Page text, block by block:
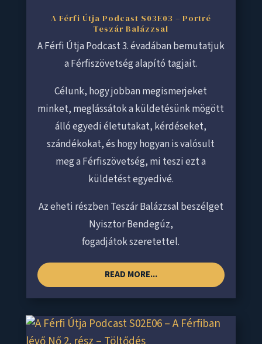
A Férfi Útja Podcast S03E03 – Portré
Teszár Balázzsal
A Férfi Útja Podcast 3. évadában bemutatjuk
a Férfiszövetség alapító tagjait.
Célunk, hogy jobban megismerjeket
minket, meglássátok a küldetésünk mögött
álló egyedi életutakat, kérdéseket,
szándékokat, és hogy hogyan is valósult
meg a Férfiszövetség, mi teszi ezt a
küldetést egyedivé.
Az eheti részben Teszár Balázzsal beszélget
Nyisztor Bendegúz,
fogadjátok szeretettel.
READ MORE...